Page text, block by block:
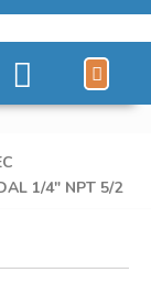
1/4″ NPT 5/2